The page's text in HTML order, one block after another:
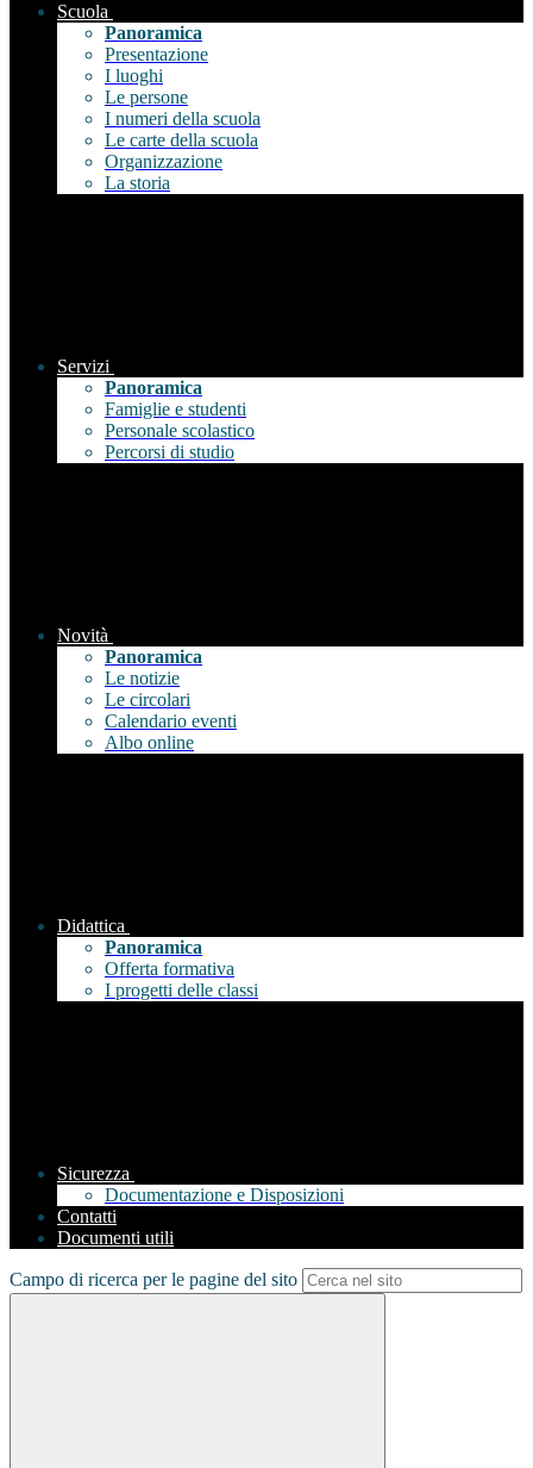
Scuola
Panoramica
Presentazione
I luoghi
Le persone
I numeri della scuola
Le carte della scuola
Organizzazione
La storia
Servizi
Panoramica
Famiglie e studenti
Personale scolastico
Percorsi di studio
Novità
Panoramica
Le notizie
Le circolari
Calendario eventi
Albo online
Didattica
Panoramica
Offerta formativa
I progetti delle classi
Sicurezza
Documentazione e Disposizioni
Contatti
Documenti utili
Campo di ricerca per le pagine del sito